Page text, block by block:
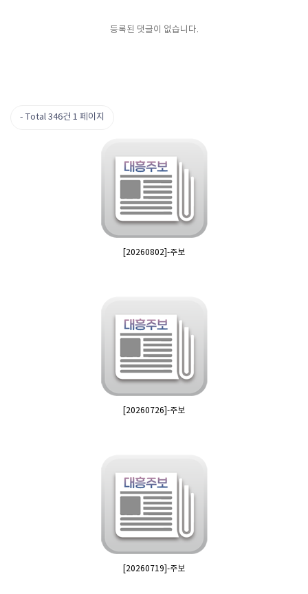
등록된 댓글이 없습니다.
Total 346건 1 페이지
[20260802]-주보
[20260726]-주보
[20260719]-주보